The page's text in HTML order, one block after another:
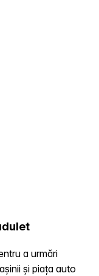
a urmări
și piața auto